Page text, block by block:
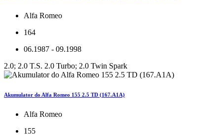
Alfa Romeo
164
06.1987 - 09.1998
2.0; 2.0 T.S. 2.0 Turbo; 2.0 Twin Spark
Akumulator do Alfa Romeo 155 2.5 TD (167.A1A)
Alfa Romeo
155